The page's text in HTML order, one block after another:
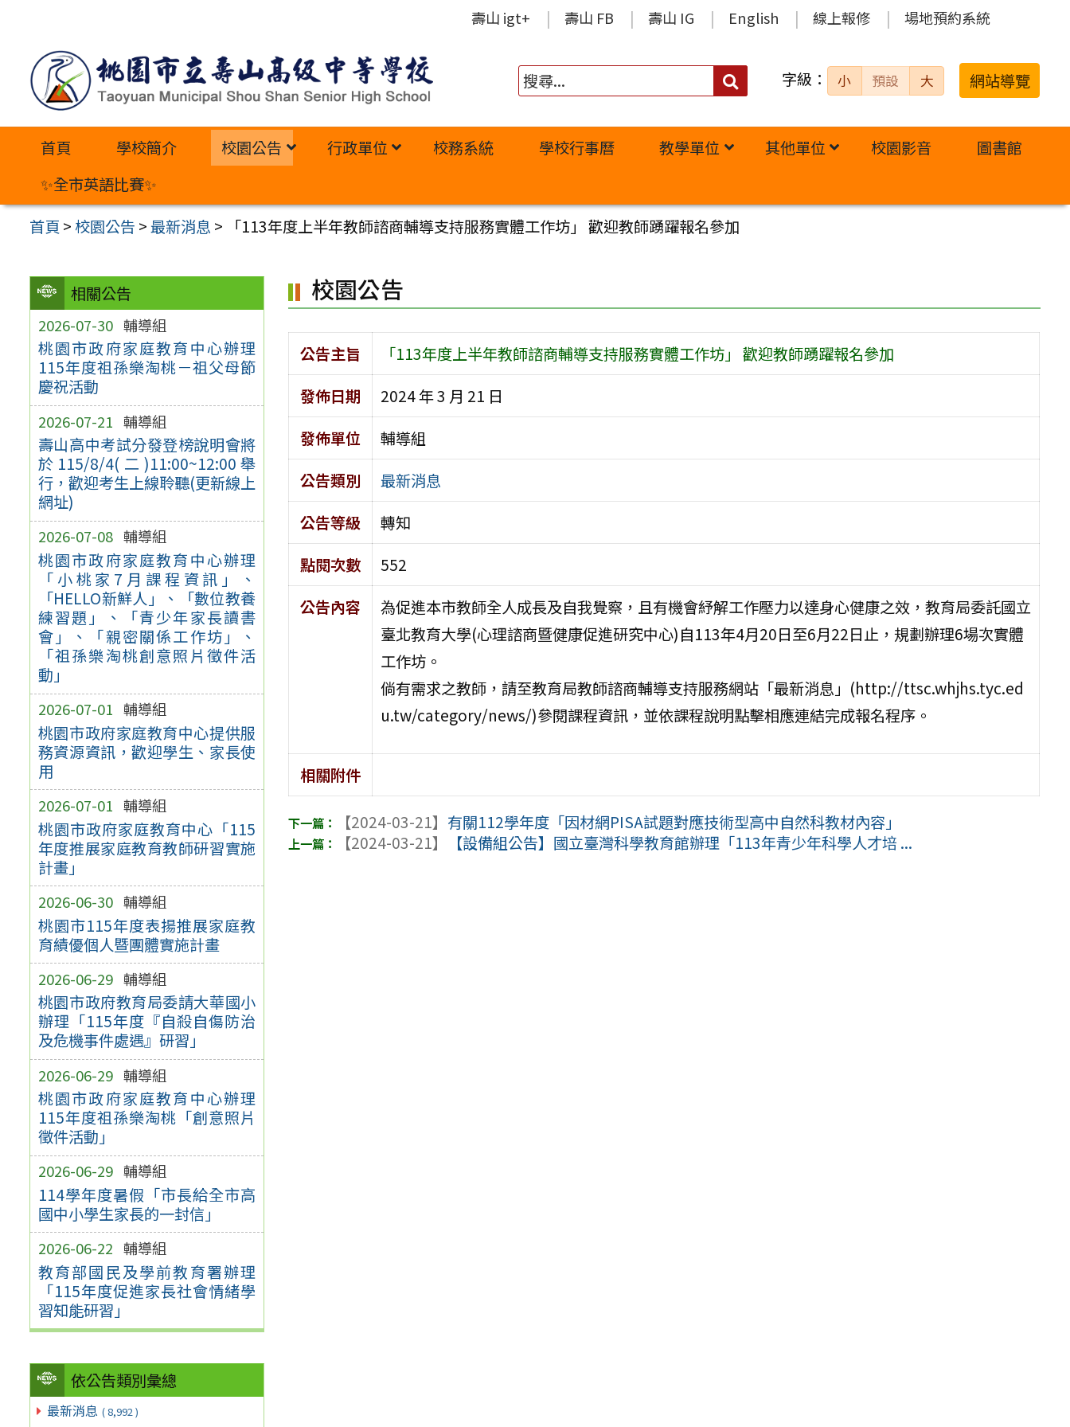
內
壽山 igt+ 壽山 FB 壽山 IG English 線上報修 場地預約系統
搜
字級： 小 預設 大 網站導覽
首頁 學校簡介 校園公告 行政單位 校務系統 學校行事曆 教學單位 其他單位 校園影音
圖書館
✨全市英語比賽✨
首頁 >校園公告 >最新消息 > 「113年度上半年教師諮商輔導支持服務實體工作坊」 歡迎教師踴躍報名參加
相關公告
2026-07-30 輔導組
桃園市政府家庭教育中心辦理
115年度祖孫樂淘桃－祖父母節
慶祝活動
2026-07-21 輔導組
壽山高中考試分發登榜說明會將
於115/8/4(二)11:00~12:00舉
行，歡迎考生上線聆聽(更新線上
網址)
2026-07-08 輔導組
桃園市政府家庭教育中心辦理
「小桃家7月課程資訊」、
「HELLO新鮮人」、「數位教養
練習題」、「青少年家長讀書
會」、「親密關係工作坊」、
「祖孫樂淘桃創意照片徵件活
動」
2026-07-01 輔導組
桃園市政府家庭教育中心提供服
務資源資訊，歡迎學生、家長使
用
2026-07-01 輔導組
桃園市政府家庭教育中心「115
年度推展家庭教育教師研習實施
計畫」
2026-06-30 輔導組
桃園市115年度表揚推展家庭教
育績優個人暨團體實施計畫
2026-06-29 輔導組
桃園市政府教育局委請大華國小
辦理「115年度『自殺自傷防治
及危機事件處遇』研習」
2026-06-29 輔導組
桃園市政府家庭教育中心辦理
115年度祖孫樂淘桃「創意照片
徵件活動」
2026-06-29 輔導組
114學年度暑假「市長給全市高
國中小學生家長的一封信」
2026-06-22 輔導組
教育部國民及學前教育署辦理
「115年度促進家長社會情緒學
習知能研習」
依公告類別彙總
最新消息 ( 8,992 )
校園公告
公告主旨
「113年度上半年教師諮商輔導支持服務實體工作坊」 歡迎教師踴躍報名參加
發佈日期
2024 年 3 月 21 日
發佈單位
輔導組
公告類別
最新消息
公告等級
轉知
點閱次數
552
公告內容
為促進本市教師全人成長及自我覺察，且有機會紓解工作壓力以達身心健康之效，教育局委託國立
臺北教育大學(心理諮商暨健康促進研究中心)自113年4月20日至6月22日止，規劃辦理6場次實體
工作坊。
倘有需求之教師，請至教育局教師諮商輔導支持服務網站「最新消息」(http://ttsc.whjhs.tyc.ed
u.tw/category/news/)參閱課程資訊，並依課程說明點擊相應連結完成報名程序。
相關附件
【2024-03-21】 有關112學年度「因材網PISA試題對應技術型高中自然科教材內容」
【2024-03-21】
【設備組公告】國立臺灣科學教育館辦理「113年青少年科學人才培 ...